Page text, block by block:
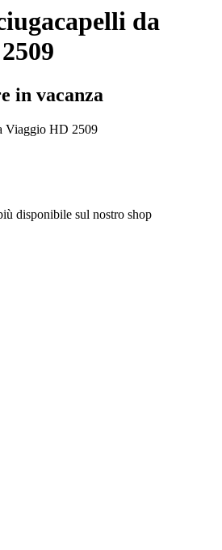
da
in vacanza
Viaggio HD 2509
disponibile sul nostro shop